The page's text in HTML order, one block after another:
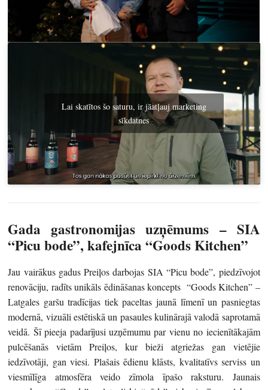
Lai skatītos šo saturu, ir jāatļauj marketing
sīkdatnes
Gada gastronomijas uzņēmums – SIA
“Picu bode”, kafejnīca “Goods Kitchen”
Jau vairākus gadus Preiļos darbojas SIA “Picu bode”, piedzīvojot
renovāciju, radīts unikāls ēdināšanas koncepts “Goods Kitchen” –
Latgales garšu tradīcijas tiek paceltas jaunā līmenī un pasniegtas
modernā, vizuāli estētiskā un pasaules kulinārajā valodā saprotamā
veidā. Šī pieeja padarījusi uzņēmumu par vienu no iecienītākajām
pulcēšanās vietām Preiļos, kur bieži atgriežas gan vietējie
iedzīvotāji, gan viesi. Plašais ēdienu klāsts, kvalitatīvs serviss un
viesmīlīga atmosfēra veido zīmola īpašo raksturu. Jaunais